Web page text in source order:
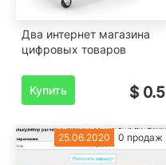
Два интернет магазина
цифровых товаров
Купить $ 0.5
25.06.2020 0 продаж